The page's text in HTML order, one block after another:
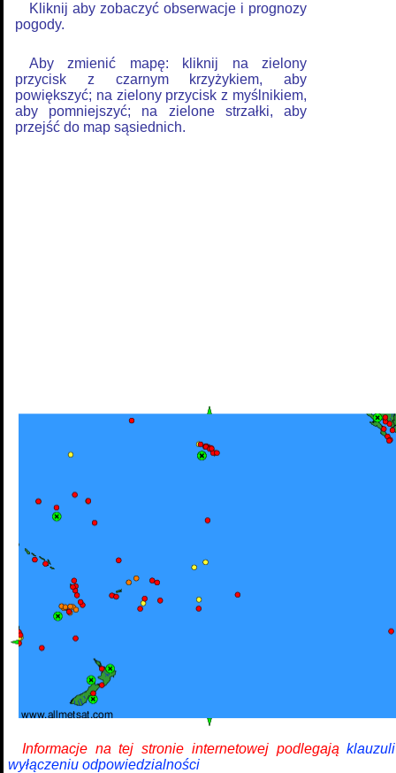
Kliknij aby zobaczyć obserwacje i prognozy
pogody.
Aby zmienić mapę: kliknij na zielony
przycisk z czarnym krzyżykiem, aby
powiększyć; na zielony przycisk z myślnikiem,
aby pomniejszyć; na zielone strzałki, aby
przejść do map sąsiednich.
Informacje na tej stronie internetowej podlegają
wyłączeniu odpowiedzialności